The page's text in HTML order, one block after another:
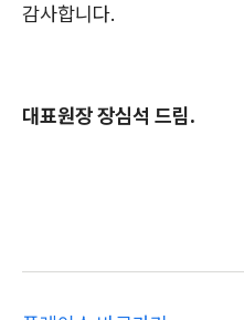
감사합니다.
대표원장 장심석 드림.